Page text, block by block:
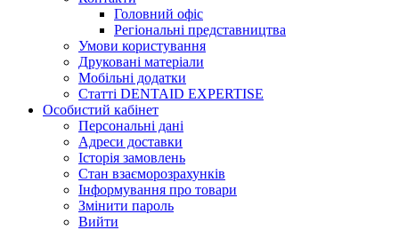
Головний офіс
Регіональні представництва
Умови користування
Друковані матеріали
Мобільні додатки
Статті DENTAID EXPERTISE
Особистий кабінет
Персональні дані
Адреси доставки
Історія замовлень
Стан взаєморозрахунків
Інформування про товари
Змінити пароль
Вийти